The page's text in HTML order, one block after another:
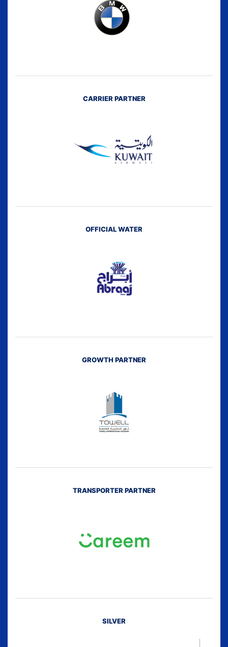
CARRIER PARTNER
OFFICIAL WATER
GROWTH PARTNER
TRANSPORTER PARTNER
SILVER